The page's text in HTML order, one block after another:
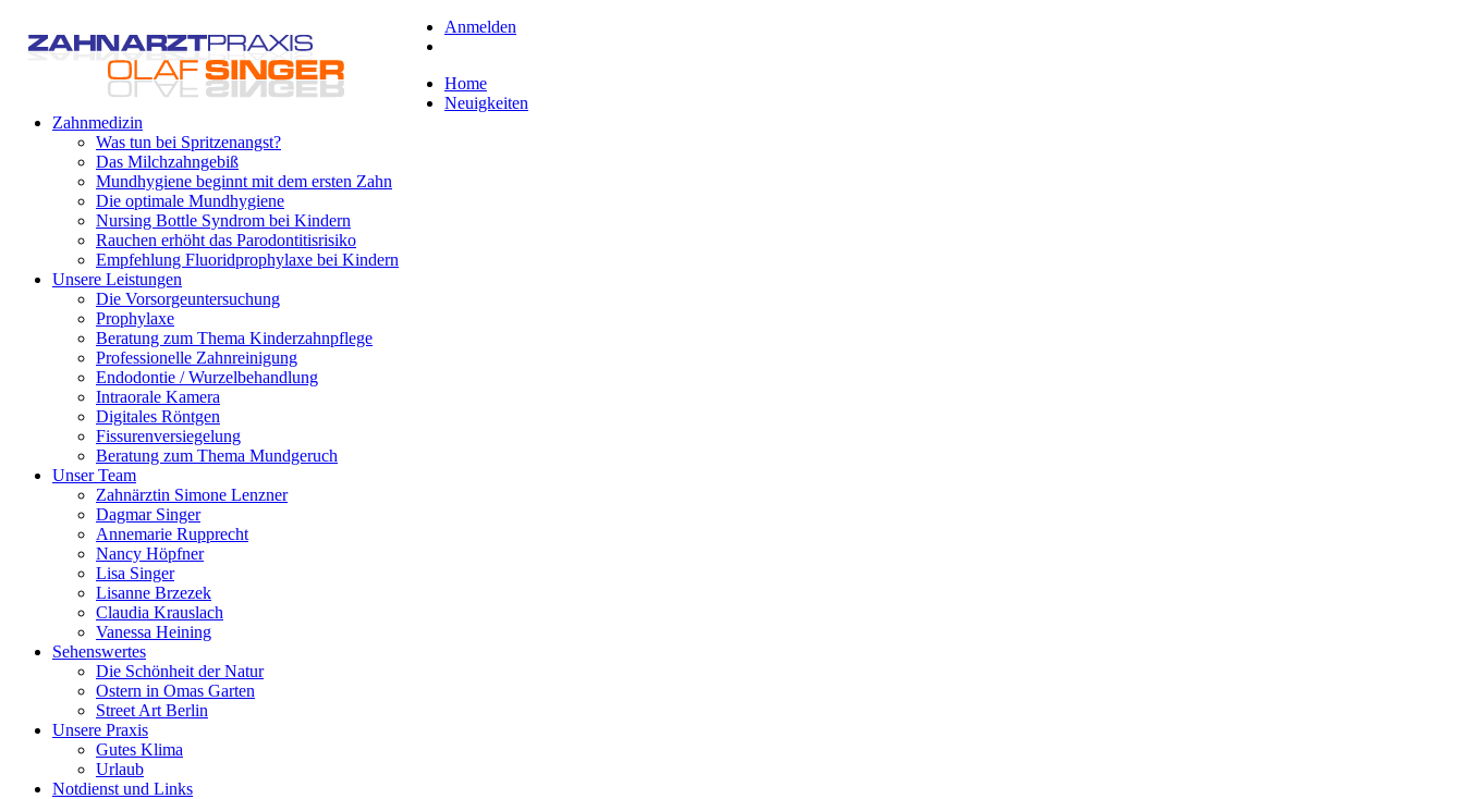
Anmelden
Home
Neuigkeiten
Zahnmedizin
Was tun bei Spritzenangst?
Das Milchzahngebiß
Mundhygiene beginnt mit dem ersten Zahn
Die optimale Mundhygiene
Nursing Bottle Syndrom bei Kindern
Rauchen erhöht das Parodontitisrisiko
Empfehlung Fluoridprophylaxe bei Kindern
Unsere Leistungen
Die Vorsorgeuntersuchung
Prophylaxe
Beratung zum Thema Kinderzahnpflege
Professionelle Zahnreinigung
Endodontie / Wurzelbehandlung
Intraorale Kamera
Digitales Röntgen
Fissurenversiegelung
Beratung zum Thema Mundgeruch
Unser Team
Zahnärztin Simone Lenzner
Dagmar Singer
Annemarie Rupprecht
Nancy Höpfner
Lisa Singer
Lisanne Brzezek
Claudia Krauslach
Vanessa Heining
Sehenswertes
Die Schönheit der Natur
Ostern in Omas Garten
Street Art Berlin
Unsere Praxis
Gutes Klima
Urlaub
Notdienst und Links